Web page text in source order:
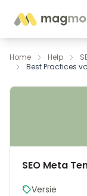
Home Help
Best Practices
SEO Meta
Versie